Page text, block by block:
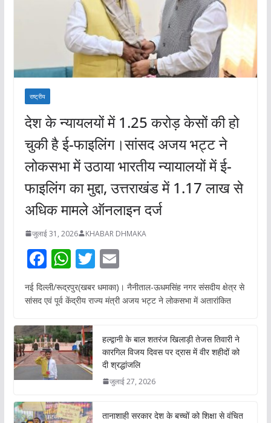
राष्ट्रीय
देश के न्यायलयों में 1.25 करोड़ केसों की हो
चुकी है ई-फाइलिंग।सांसद अजय भट्ट ने
लोकसभा में उठाया भारतीय न्यायालयों में ई-
फाइलिंग का मुद्दा, उत्तराखंड में 1.17 लाख से
अधिक मामले ऑनलाइन दर्ज
जुलाई 31, 2026 KHABAR DHMAKA
F
ac
e
o
o
k
W
h
at
A
p
p
T
w
itt
E
m
ai
नई दिल्ली/रूद्रपुर(खबर धमाका)। नैनीताल-ऊधमसिंह नगर संसदीय क्षेत्र से
सांसद एवं पूर्व केंद्रीय राज्य मंत्री अजय भट्ट ने लोकसभा में अतारांकित
हल्द्वानी के बाल शतरंज खिलाड़ी तेजस तिवारी ने
कारगिल विजय दिवस पर द्रास में वीर शहीदों को
दी श्रद्धांजलि
जुलाई 27, 2026
तानाशाही सरकार देश के बच्चों को शिक्षा से वंचित